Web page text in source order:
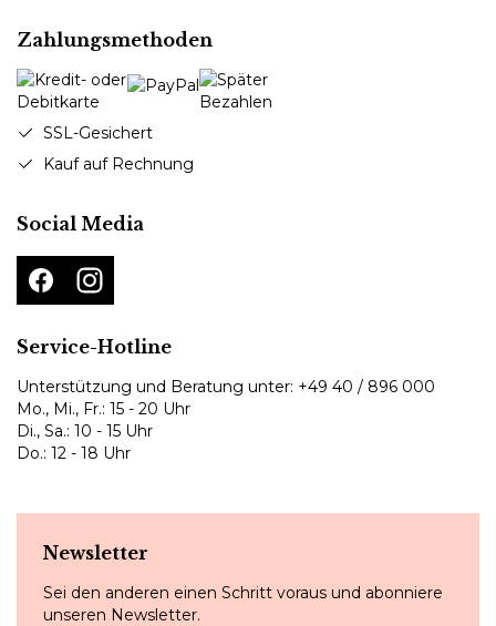
Zahlungsmethoden
SSL-Gesichert
Kauf auf Rechnung
Social Media
Service-Hotline
Unterstützung und Beratung unter: +49 40 / 896 000
Mo., Mi., Fr.: 15 - 20 Uhr
Di., Sa.: 10 - 15 Uhr
Do.: 12 - 18 Uhr
Newsletter
Sei den anderen einen Schritt voraus und abonniere
unseren Newsletter.